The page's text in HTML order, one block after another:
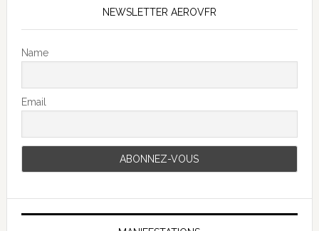
NEWSLETTER AEROVFR
Name
Email